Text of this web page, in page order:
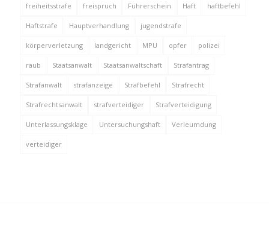
freiheitsstrafe freispruch Führerschein Haft haftbefehl
Haftstrafe Hauptverhandlung jugendstrafe
körperverletzung landgericht MPU opfer polizei
raub Staatsanwalt Staatsanwaltschaft Strafantrag
Strafanwalt strafanzeige Strafbefehl Strafrecht
Strafrechtsanwalt strafverteidiger Strafverteidigung
Unterlassungsklage Untersuchungshaft Verleumdung
verteidiger